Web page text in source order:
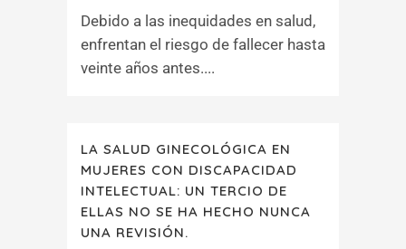
Debido a las inequidades en salud,
enfrentan el riesgo de fallecer hasta
veinte años antes....
LA SALUD GINECOLÓGICA EN
MUJERES CON DISCAPACIDAD
INTELECTUAL: UN TERCIO DE
ELLAS NO SE HA HECHO NUNCA
UNA REVISIÓN.